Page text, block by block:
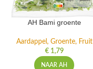
AH Bami groente
Aardappel, Groente, Fruit
€1,79
NAAR AH